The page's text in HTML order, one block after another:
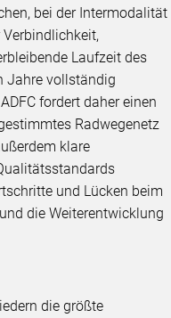
bei der Intermodalität
Laufzeit des
Jahre vollständig
fordert daher einen
Radwegenetz
klare
und Lücken beim
die Weiterentwicklung
die größte